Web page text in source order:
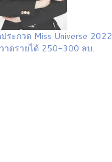
ะกวด Miss Universe 2022
าดรายได้ 250-300 ลบ.